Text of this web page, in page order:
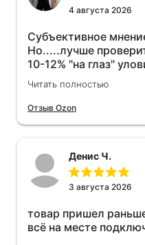
4 августа 2026
Субъективное
Но.....лучше
10-12% "на глаз"
Покатаюсь, потом
будет 😁.
Читать полностью
Отзыв Ozon
Денис Ч.
3 августа 2026
товар пришел
всё на месте